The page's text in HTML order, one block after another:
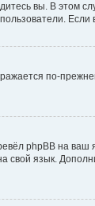
вы. В этом
по-
phpBB на
свой язык.